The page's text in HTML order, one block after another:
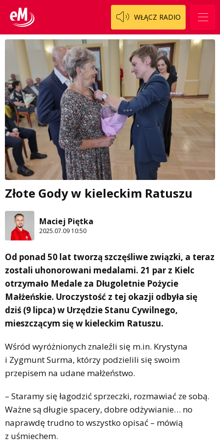
WŁĄCZ RADIO
Złote Gody w kieleckim Ratuszu
Maciej Piętka
2025.07.09 10:50
Od ponad 50 lat tworzą szczęśliwe związki, a teraz
zostali uhonorowani medalami. 21 par z Kielc
otrzymało Medale za Długoletnie Pożycie
Małżeńskie. Uroczystość z tej okazji odbyła się
dziś (9 lipca) w Urzędzie Stanu Cywilnego,
mieszczącym się w kieleckim Ratuszu.
Wśród wyróżnionych znaleźli się m.in. Krystyna
i Zygmunt Surma, którzy podzielili się swoim
przepisem na udane małżeństwo.
– Staramy się łagodzić sprzeczki, rozmawiać ze sobą.
Ważne są długie spacery, dobre odżywianie… no
naprawdę trudno to wszystko opisać – mówią
z uśmiechem.